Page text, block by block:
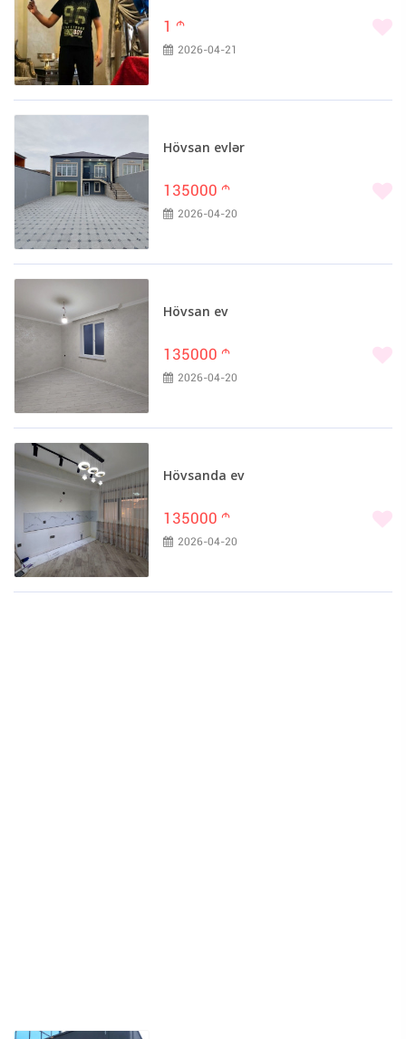
1 m
2026-04-21
Hövsan evlər
135000 m
2026-04-20
Hövsan ev
135000 m
2026-04-20
Hövsanda ev
135000 m
2026-04-20